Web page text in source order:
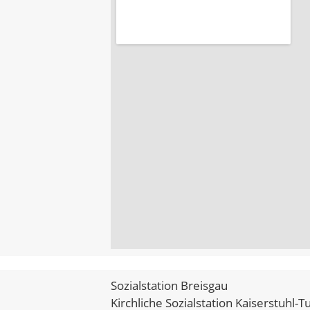
Sozialstation Breisgau
Kirchliche Sozialstation Kaiserstuhl-